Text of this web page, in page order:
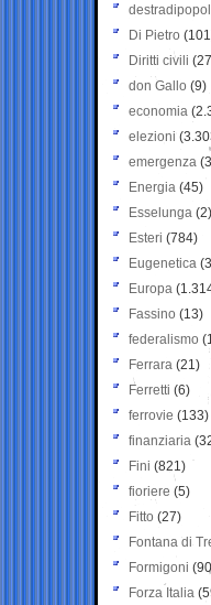
Di Pietro
Diritti civili
don Gallo (9)
economia
elezioni
emergenza
Energia (45)
Esselunga (2)
Esteri (784)
Eugenetica
Europa
Fassino (13)
federalismo
Ferrara (21)
Ferretti (6)
ferrovie (133)
finanziaria
Fini (821)
fioriere (5)
Fitto (27)
Fontana di
Formigoni
Forza Italia